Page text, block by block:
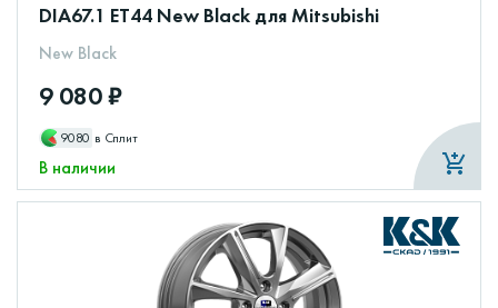
DIA67.1 ET44 New Black для Mitsubishi
New Black
9 080 ₽
9080 в Сплит
В наличии